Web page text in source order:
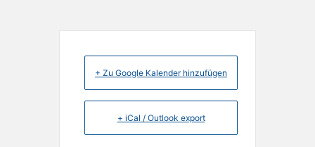
+ Zu Google Kalender hinzufügen
+ iCal / Outlook export